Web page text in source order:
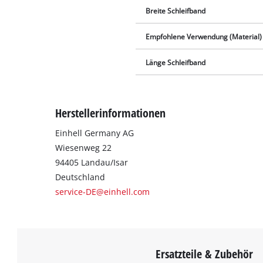
Breite Schleifband
Empfohlene Verwendung (Material)
Länge Schleifband
Herstellerinformationen
Einhell Germany AG
Wiesenweg 22
94405 Landau/Isar
Deutschland
service-DE@einhell.com
Ersatzteile & Zubehör